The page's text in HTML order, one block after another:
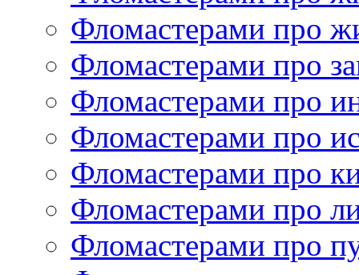
Фломастерами про
Фломастерами про
Фломастерами про
Фломастерами про
Фломастерами про
Фломастерами про
Фломастерами про